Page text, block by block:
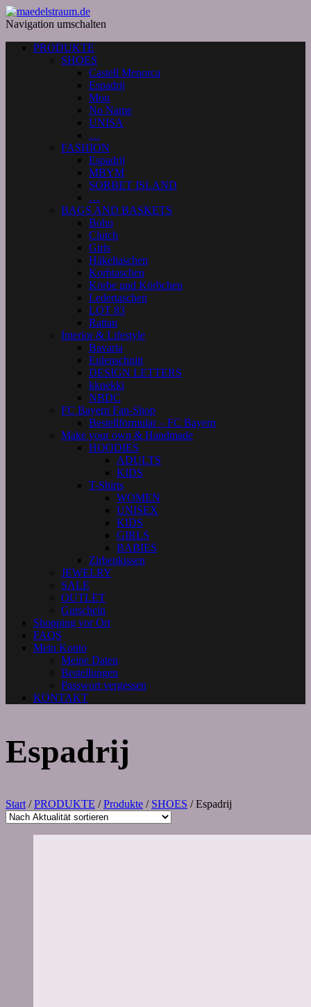
Navigation umschalten
PRODUKTE
SHOES
Castell Menorca
Espadrij
Mou
No Name
UNISA
…
FASHION
Espadrij
MBYM
SORBET ISLAND
…
BAGS AND BASKETS
Boho
Clutch
Girls
Häkeltaschen
Korbtaschen
Körbe und Körbchen
Ledertaschen
LOT 83
Rattan
Interior & Lifestyle
Bavaria
Eulenschnitt
DESIGN LETTERS
kknekki
NBDC
FC Bayern Fan-Shop
Bestellformular – FC Bayern
Make your own & Handmade
HOODIES
ADULTS
KIDS
T-Shirts
WOMEN
UNISEX
KIDS
GIRLS
BABIES
Zirbenkissen
JEWELRY
SALE
OUTLET
Gutschein
Shopping vor Ort
FAQS
Mein Konto
Meine Daten
Bestellungen
Passwort vergessen
KONTAKT
Espadrij
Start /PRODUKTE /Produkte / SHOES / Espadrij